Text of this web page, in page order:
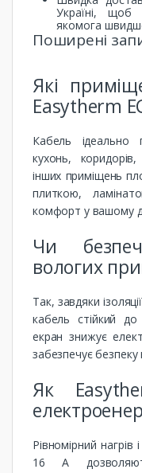
Україні,
якомога
Поширені
Які
Easytherm
Кабель ідеально
кухонь,
інших приміщень
плиткою,
комфорт у вашому
Чи
вологих
Так, завдяки
кабель стійкий до
екран знижує
забезпечує безпеку
Як
Рівномірний нагрів
16 А